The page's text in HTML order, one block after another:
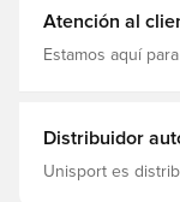
Atención al
Estamos aquí
Distribuidor
Unisport es